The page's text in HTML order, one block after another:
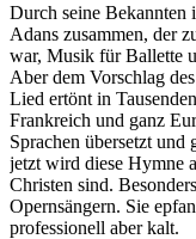
Durch seine Bekannten
Adans zusammen, der
war, Musik für Ballette
Aber dem Vorschlag
Lied ertönt in
Frankreich und ganz
Sprachen übersetzt und
jetzt wird diese Hymne
Christen sind.
Opernsängern. Sie
professionell aber kalt.